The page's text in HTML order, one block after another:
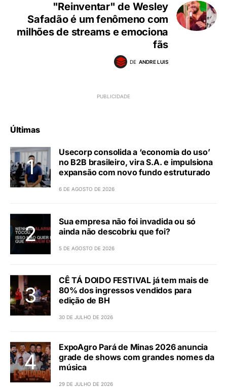
"Reinventar" de Wesley
Safadão é um fenômeno com
milhões de streams e emociona
fãs
DE ANDRE LUIS
Últimas
Usecorp consolida a ‘economia do uso’
no B2B brasileiro, vira S.A. e impulsiona
expansão com novo fundo estruturado
6 DE AGOSTO DE 2026
Sua empresa não foi invadida ou só
ainda não descobriu que foi?
5 DE AGOSTO DE 2026
CÊ TÁ DOIDO FESTIVAL já tem mais de
80% dos ingressos vendidos para
edição de BH
30 DE JULHO DE 2026
ExpoAgro Pará de Minas 2026 anuncia
grade de shows com grandes nomes da
música
29 DE JULHO DE 2026